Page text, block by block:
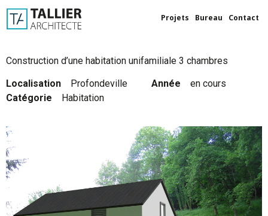
Projets Bureau Contact
Construction d’une habitation unifamiliale 3 chambres
Localisation ‎ ‎ ‎ Profondeville Année ‎ ‎ ‎ en cours
Catégorie ‎ ‎ ‎
Habitation